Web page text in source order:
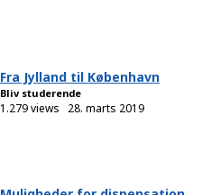
Fra Jylland til København
Bliv studerende
1.279 views 28. marts 2019